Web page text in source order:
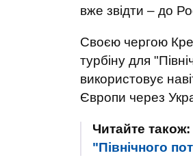
вже звідти – до
Своєю чергою
турбіну для
використовує
Європи через
Читайте також:
"Північного